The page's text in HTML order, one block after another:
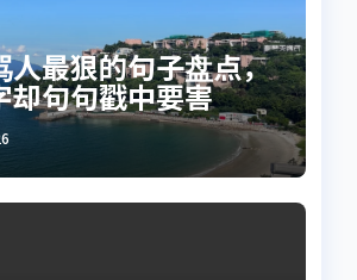
人最狠的句子盘点，
却句句戳中要害